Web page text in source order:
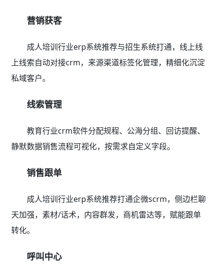
营销获客
成人培训行业erp系统推荐与招生系统打通，线上线
上线索自动对接crm，来源渠道标签化管理，精细化沉淀
私域客户。
线索管理
教育行业crm软件分配规程、公海分组、回访提醒、
静默数据销售流程可视化，按需求自定义字段。
销售跟单
成人培训行业erp系统推荐打通企微scrm，侧边栏聊
天加强，素材/话术，内容群发，商机雷达等，赋能跟单
转化。
呼叫中心